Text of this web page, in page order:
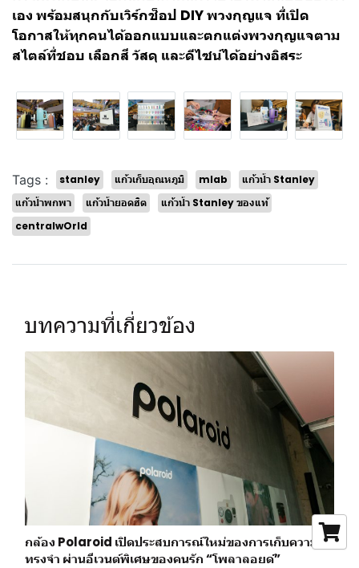
เอง พร้อมสนุกกับเวิร์กช็อป DIY พวงกุญแจ ที่เปิด
โอกาสให้ทุกคนได้ออกแบบและตกแต่งพวงกุญแจตาม
สไตล์ที่ชอบ เลือกสี วัสดุ และดีไซน์ได้อย่างอิสระ
Tags : stanley แก้วเก็บอุณหภูมิ mlab
แก้วน้ำ Stanley
แก้วน้ำพกพา
แก้วน้ำยอดฮิต
แก้วน้ำ Stanley ของแท้
centralwOrld
บทความที่เกี่ยวข้อง
กล้อง Polaroid เปิดประสบการณ์ใหม่ของการเก็บความ
ทรงจำ ผ่านอีเวนต์พิเศษของคนรัก “โพลาลอยด์”